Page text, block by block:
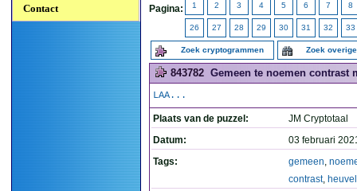
Contact Pagina: 1 2 3 4 5 6 7 8
26 27 28 29 30 31 32 33
Zoek cryptogrammen Zoek
843782 Gemeen te noemen contrast
LAA...
Plaats van de puzzel:
JM Cryptotaal
Datum:
03 februari
Tags:
gemeen,
contrast,